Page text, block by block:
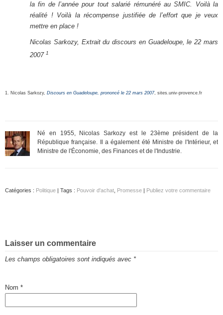
la fin de l’année pour tout salarié rémunéré au SMIC. Voilà la
réalité ! Voilà la récompense justifiée de l’effort que je veux
mettre en place !
Nicolas Sarkozy, Extrait du discours en Guadeloupe, le 22 mars
2007 1
1. Nicolas Sarkozy, Discours en Guadeloupe, prononcé le 22 mars 2007, sites.univ-provence.fr
Né en 1955, Nicolas Sarkozy est le 23ème président de la
République française. Il a également été Ministre de l'Intérieur, et
Ministre de l'Économie, des Finances et de l'Industrie.
Catégories : Politique | Tags : Pouvoir d'achat Promesse Publiez votre commentaire
Laisser un commentaire
Les champs obligatoires sont indiqués avec *
Nom *